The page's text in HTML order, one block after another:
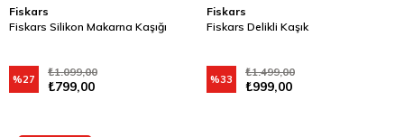
Fiskars
Fiskars Silikon Makarna Kaşığı
₺799,00
₺1.099,00
%27
Fiskars
Fiskars Delikli Kaşık
₺999,00
₺1.499,00
%33